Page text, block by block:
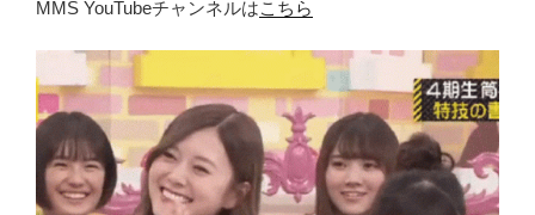
MMS YouTubeチャンネルはこちら